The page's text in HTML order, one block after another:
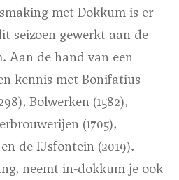
met Dokkum is er
seizoen gewerkt aan de
Aan de hand van een
kennis met Bonifatius
Bolwerken (1582),
(1705),
de IJsfontein (2019).
neemt in-dokkum je ook